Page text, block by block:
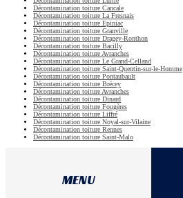
Décontamination toiture Cancale
Décontamination toiture La Fresnais
Décontamination toiture Epiniac
Décontamination toiture Granville
Décontamination toiture Dragey-Ronthon
Décontamination toiture Bacilly
Décontamination toiture Avranches
Décontamination toiture Le Grand-Celland
Décontamination toiture Saint-Quentin-sur-le-Homme
Décontamination toiture Pontaubault
Décontamination toiture Brécey
Décontamination toiture Avranches
Décontamination toiture Dinard
Décontamination toiture Fougères
Décontamination toiture Liffré
Décontamination toiture Noyal-sur-Vilaine
Décontamination toiture Rennes
Décontamination toiture Saint-Malo
MENU